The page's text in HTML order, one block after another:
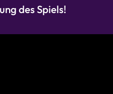
des Spiels!